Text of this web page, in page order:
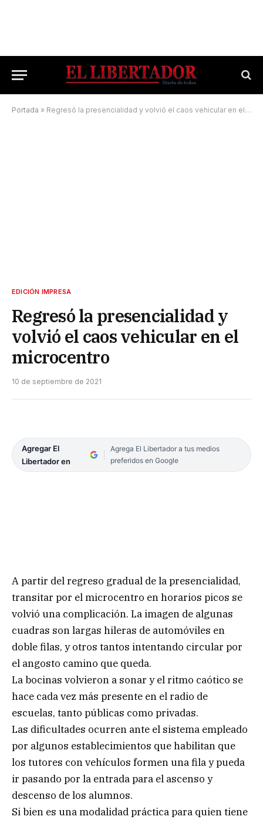
Portada » Regresó la presencialidad y volvió el caos vehicular en el microcentro
EDICIÓN IMPRESA
Regresó la presencialidad y
volvió el caos vehicular en el
microcentro
10 de septiembre de 2021
Agregar El
Libertador en
Agrega El Libertador a tus medios
preferidos en Google
A partir del regreso gradual de la presencialidad,
transitar por el microcentro en horarios picos se
volvió una complicación. La imagen de algunas
cuadras son largas hileras de automóviles en
doble filas, y otros tantos intentando circular por
el angosto camino que queda.
La bocinas volvieron a sonar y el ritmo caótico se
hace cada vez más presente en el radio de
escuelas, tanto públicas como privadas.
Las dificultades ocurren ante el sistema empleado
por algunos establecimientos que habilitan que
los tutores con vehículos formen una fila y pueda
ir pasando por la entrada para el ascenso y
descenso de los alumnos.
Si bien es una modalidad práctica para quien tiene